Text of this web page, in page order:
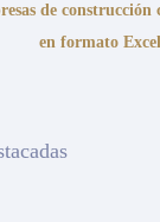
de
en formato Excel